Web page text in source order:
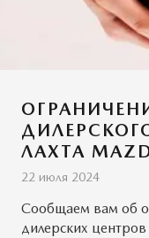
ОБСЛУЖИВАНИЕ
Руководства по
Mazda Сервис
ПРЕДЛОЖЕНИЯ
Системы безопасности
СОТРУДНИКИ
ПРАВОВАЯ
ЛАХТА
22 июля 2024
Сообщаем вам об
дилерских